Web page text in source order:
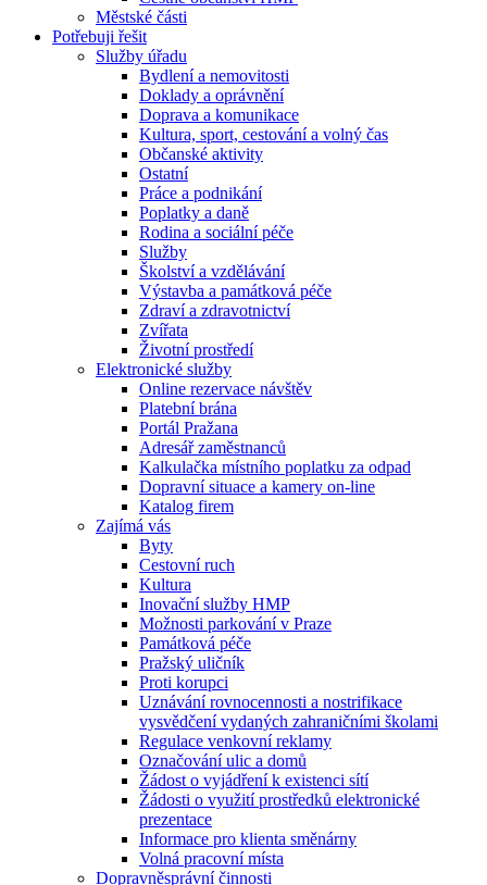
Městské části
Potřebuji řešit
Služby úřadu
Bydlení a nemovitosti
Doklady a oprávnění
Doprava a komunikace
Kultura, sport, cestování a volný čas
Občanské aktivity
Ostatní
Práce a podnikání
Poplatky a daně
Rodina a sociální péče
Služby
Školství a vzdělávání
Výstavba a památková péče
Zdraví a zdravotnictví
Zvířata
Životní prostředí
Elektronické služby
Online rezervace návštěv
Platební brána
Portál Pražana
Adresář zaměstnanců
Kalkulačka místního poplatku za odpad
Dopravní situace a kamery on-line
Katalog firem
Zajímá vás
Byty
Cestovní ruch
Kultura
Inovační služby HMP
Možnosti parkování v Praze
Památková péče
Pražský uličník
Proti korupci
Uznávání rovnocennosti a nostrifikace
vysvědčení vydaných zahraničními školami
Regulace venkovní reklamy
Označování ulic a domů
Žádost o vyjádření k existenci sítí
Žádosti o využití prostředků elektronické
prezentace
Informace pro klienta směnárny
Volná pracovní místa
Dopravněsprávní činnosti